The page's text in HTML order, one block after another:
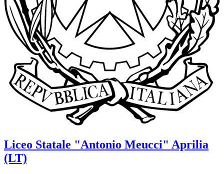
Liceo Statale "Antonio Meucci" Aprilia
(LT)